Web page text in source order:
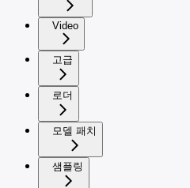
Video
고급
로더
모델 패치
샘플링